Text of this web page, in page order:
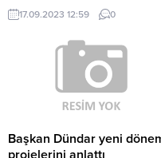
haberle ilgili kısa bir özet bilgisi
ekleyebilirsiniz. Bu metin yazı
düzenleme sayfasında “Özet”
bölümünden eklenebilir. Özet
eklenmişse başlık altında kalın
olarak bu şekilde gösterilir,
eklenmemişse bu alan boş kalır.
17.09.2023 12:59 0
Başkan Dündar yeni
projelerini anlattı